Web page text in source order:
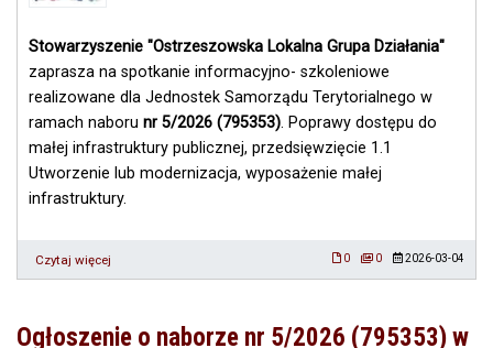
Stowarzyszenie "Ostrzeszowska Lokalna Grupa Działania"
zaprasza na spotkanie informacyjno- szkoleniowe
realizowane dla Jednostek Samorządu Terytorialnego w
ramach naboru nr 5/2026 (795353). Poprawy dostępu do
małej infrastruktury publicznej, przedsięwzięcie 1.1
Utworzenie lub modernizacja, wyposażenie małej
infrastruktury.
Czytaj więcej
Spotkanie
w
0 0 2026-03-04
Ogłoszenie o naborze nr 5/2026 (795353) w